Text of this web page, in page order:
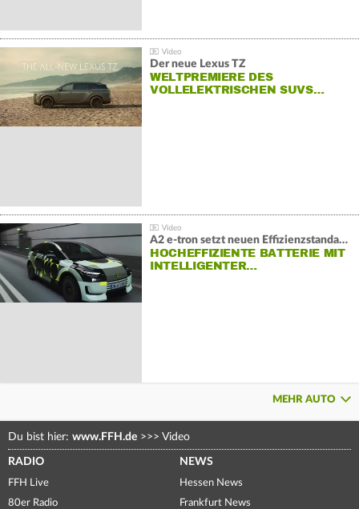
Der neue Lexus TZ
WELTPREMIERE DES
VOLLELEKTRISCHEN SUVS…
A2 e-tron setzt neuen Effizienzstandard bei Audi
HOCHEFFIZIENTE BATTERIE MIT
INTELLIGENTER…
MEHR AUTO
Du bist hier: www.FFH.de >>> Video
RADIO
FFH Live
80er Radio
NEWS
Hessen News
Frankfurt News